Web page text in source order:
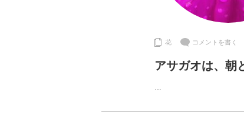
花 コメントを書く
アサガオは、朝
…